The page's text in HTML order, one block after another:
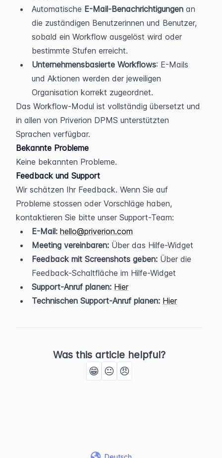
Automatische E-Mail-Benachrichtigungen an
die zuständigen Benutzerinnen und Benutzer,
sobald ein Workflow ausgelöst wird oder
bestimmte Stufen erreicht.
Unternehmensbasierte Workflows: E-Mails
und Aktionen werden der jeweiligen
Organisation korrekt zugeordnet.
Das Workflow-Modul ist vollständig übersetzt und
in allen von Priverion DPMS unterstützten
Sprachen verfügbar.
Bekannte Probleme
Keine bekannten Probleme.
Feedback und Support
Wir schätzen Ihr Feedback. Wenn Sie auf
Probleme stossen oder Vorschläge haben,
kontaktieren Sie bitte unser Support-Team:
E-Mail: hello@priverion.com
Meeting vereinbaren: Über das Hilfe-Widget
Feedback mit Screenshots geben: Über die
Feedback-Schaltfläche im Hilfe-Widget
Support-Anruf planen: Hier
Technischen Support-Anruf planen: Hier
Was this article helpful?
😁 😐 😠